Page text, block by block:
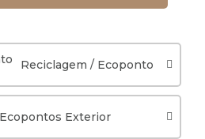
Reciclagem / Ecoponto
Ecopontos Exterior